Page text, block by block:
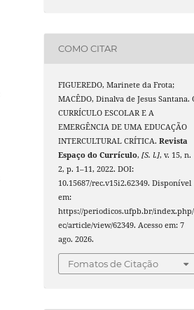
COMO CITAR
FIGUEREDO, Marinete da Frota;
MACÊDO, Dinalva de Jesus Santana.
CURRÍCULO ESCOLAR E A
EMERGÊNCIA DE UMA EDUCAÇÃO
INTERCULTURAL CRÍTICA.Revista
Espaço do Currículo,[S. l.], v. 15, n.
2, p. 1–11, 2022. DOI:
10.15687/rec.v15i2.62349. Disponível
em:
https://periodicos.ufpb.br/
ec/article/view/62349. Acesso em: 7
ago. 2026.
Fomatos de Citação